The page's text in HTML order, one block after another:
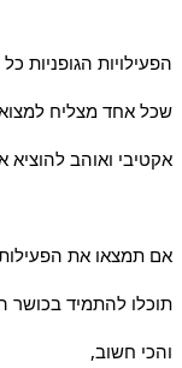
הפעילויות הגופניות כל
שכל אחד מצליח
אקטיבי ואוהב להוציא
אם תמצאו את
תוכלו להתמיד בכושר
והכי חשוב,